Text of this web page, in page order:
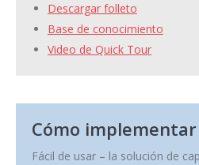
Descargar folleto
Base de conocimiento
Video de Quick Tour
Cómo
Fácil de usar – la solución de